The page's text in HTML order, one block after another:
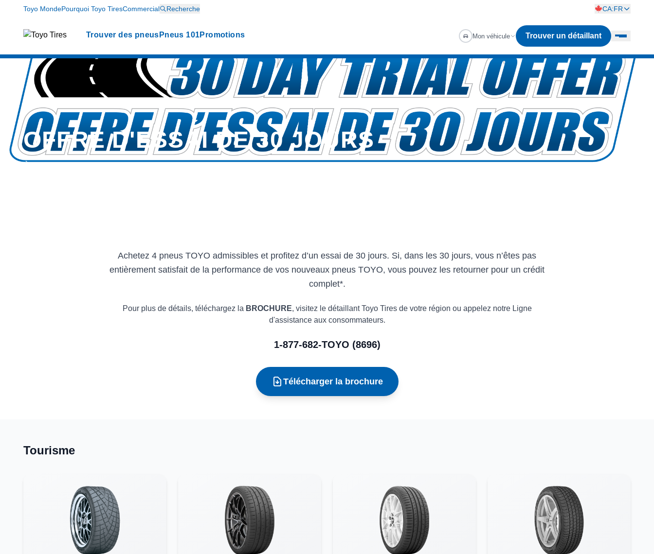
Toyo MondePourquoi Toyo TiresCommercial Recherche CA:FR
Trouver des pneus Pneus 101Promotions Mon véhicule Trouver un détaillant
OFFRE D'ESSAI DE 30 JOURS
Achetez 4 pneus TOYO admissibles et profitez d’un essai de 30 jours. Si, dans les 30 jours, vous n’êtes pas
entièrement satisfait de la performance de vos nouveaux pneus TOYO, vous pouvez les retourner pour un crédit
complet*.
Pour plus de détails, téléchargez la BROCHURE, visitez le détaillant Toyo Tires de votre région ou appelez notre Ligne
d'assistance aux consommateurs.
1-877-682-TOYO (8696)
Télécharger la brochure
Tourisme